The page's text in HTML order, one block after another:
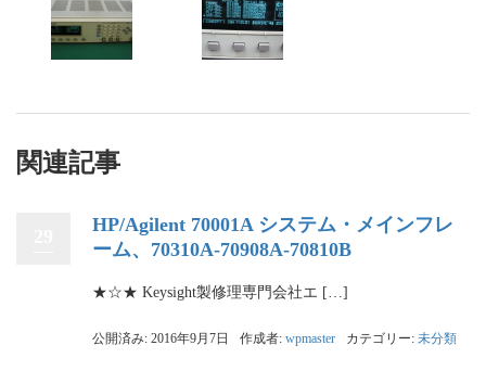
関連記事
HP/Agilent 70001A システム・メインフレ
ーム、70310A-70908A-70810B
★☆★ Keysight製修理専門会社エ […]
公開済み: 2016年9月7日 作成者: wpmaster カテゴリー: 未分類